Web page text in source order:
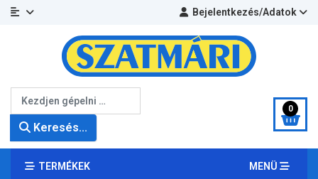
Bejelentkezés/Adatok
Keresés...
0
TERMÉKEK MENÜ